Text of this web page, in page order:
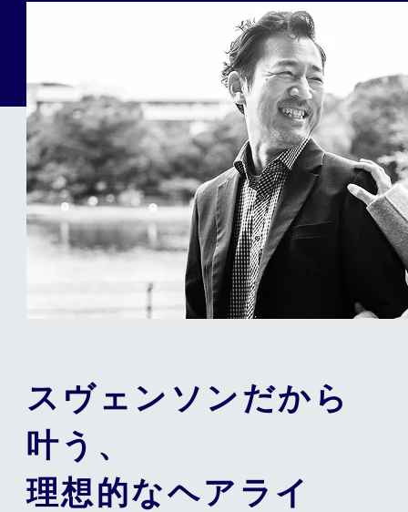
スヴェンソンだから
叶う、
理想的なヘアライ